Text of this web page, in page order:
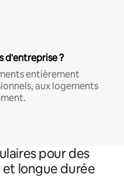
d'entreprise ?
entièrement
aux logements
pour des
longue durée